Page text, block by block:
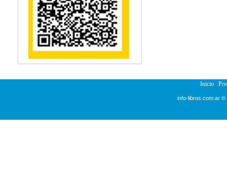
Inicio
info-libros.com.ar